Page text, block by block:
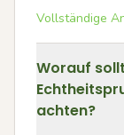
Vollständige
Worauf
achten?